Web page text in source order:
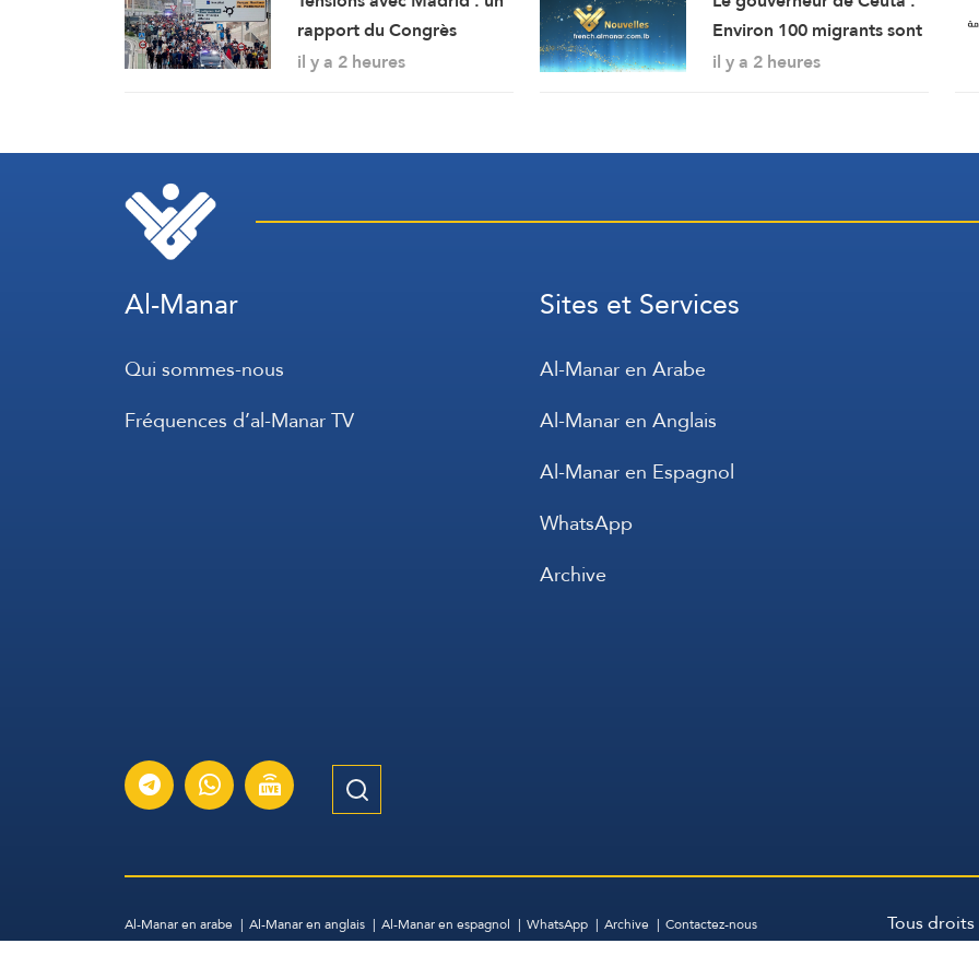
rapport du Congrès
considère Ceuta et Melilla
il y a 2 heures
Environ 100 migrants sont
morts lors de l’afflux
il y a 2 heures
Al-Manar
Qui sommes-nous
Fréquences d’al-Manar TV
Sites et Services
Al-Manar en Arabe
Al-Manar en Anglais
Al-Manar en Espagnol
WhatsApp
Archive
Al-Manar en arabe Al-Manar en anglais Al-Manar en espagnol WhatsApp Archive Contactez-nous
Tous